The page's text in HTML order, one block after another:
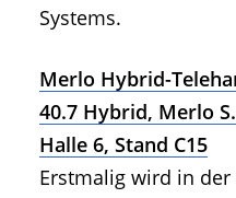
Systems.
Merlo Hybrid-
40.7 Hybrid, Merlo
Halle 6, Stand C15
Erstmalig wird in